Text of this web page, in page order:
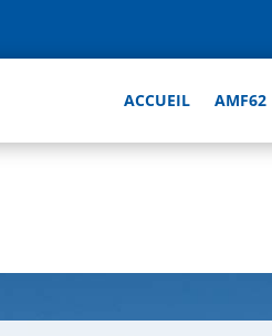
ACCUEIL AMF62